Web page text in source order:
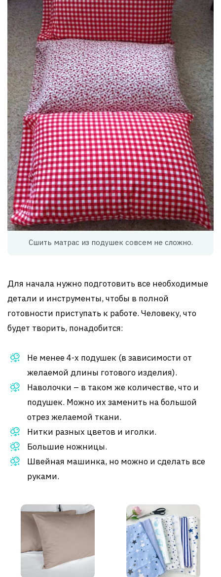
Сшить матрас из подушек совсем не сложно.
Для начала нужно подготовить все необходимые
детали и инструменты, чтобы в полной
готовности приступать к работе. Человеку, что
будет творить, понадобится:
Не менее 4-х подушек (в зависимости от
желаемой длины готового изделия).
Наволочки – в таком же количестве, что и
подушек. Можно их заменить на большой
отрез желаемой ткани.
Нитки разных цветов и иголки.
Большие ножницы.
Швейная машинка, но можно и сделать все
руками.